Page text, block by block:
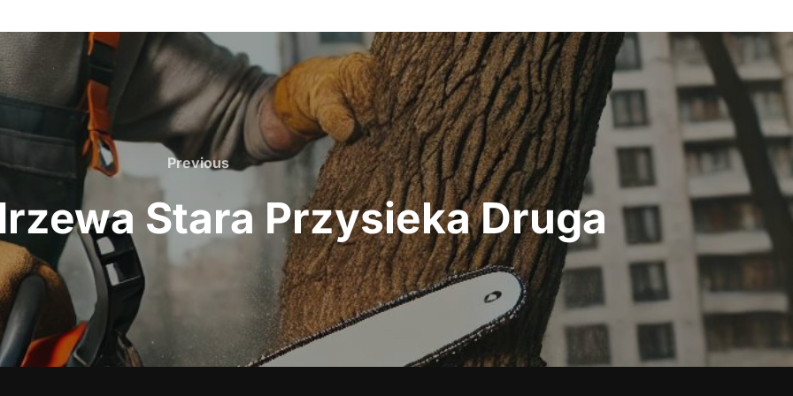
Previous
Previous
Stara Przysieka Druga